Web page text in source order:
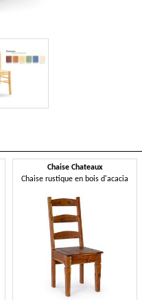
Chaise Chateaux
Chaise rustique en bois d'acacia